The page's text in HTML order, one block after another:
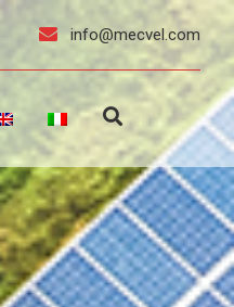
info@mecvel.com